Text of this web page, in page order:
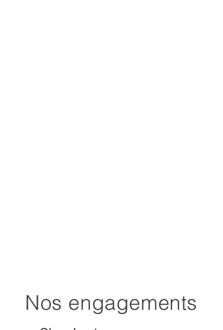
Nos engagements